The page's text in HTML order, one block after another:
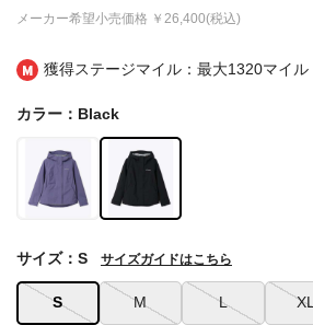
獲得ステージマイル：最大1320マイル
メーカー希望小売価格 ￥26,400(税込)
カラー：Black
S M L XL
サイズ：S サイズガイドはこちら